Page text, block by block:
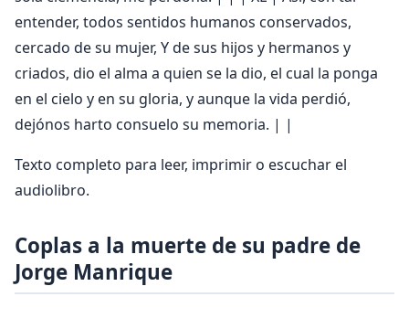
Texto completo para leer, imprimir o escuchar el
audiolibro.
Coplas a la muerte de su padre de
Jorge Manrique